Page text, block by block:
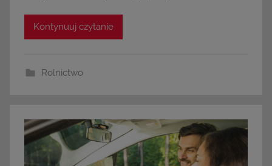
Kontynuuj czytanie
Rolnictwo